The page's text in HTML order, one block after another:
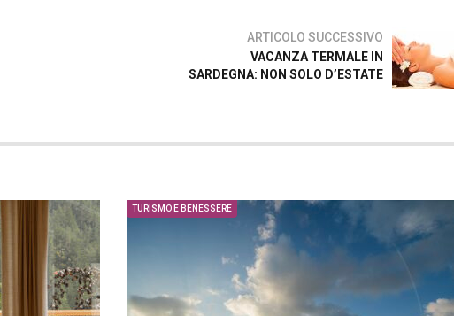
ARTICOLO SUCCESSIVO
VACANZA TERMALE IN
SARDEGNA: NON SOLO D’ESTATE
TURISMO E BENESSERE